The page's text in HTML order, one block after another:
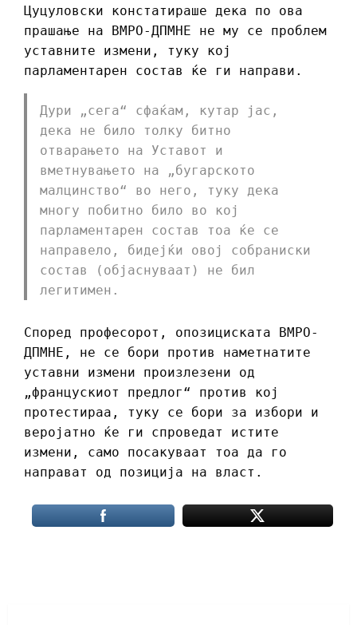
Цуцуловски констатираше дека по ова
прашање на ВМРО-ДПМНЕ не му се проблем
уставните измени, туку кој
парламентарен состав ќе ги направи.
Дури „сега“ сфаќам, кутар јас,
дека не било толку битно
отварањето на Уставот и
вметнувањето на „бугарското
малцинство“ во него, туку дека
многу побитно било во кој
парламентарен состав тоа ќе се
направело, бидејќи овој собраниски
состав (објаснуваат) не бил
легитимен.
Според професорот, опозициската ВМРО-
ДПМНЕ, не се бори против наметнатите
уставни измени произлезени од
„францускиот предлог“ против кој
протестираа, туку се бори за избори и
веројатно ќе ги спроведат истите
измени, само посакуваат тоа да го
направат од позиција на власт.